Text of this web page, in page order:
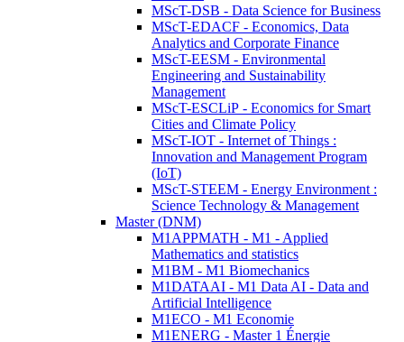
MScT-DSB - Data Science for Business
MScT-EDACF - Economics, Data
Analytics and Corporate Finance
MScT-EESM - Environmental
Engineering and Sustainability
Management
MScT-ESCLiP - Economics for Smart
Cities and Climate Policy
MScT-IOT - Internet of Things :
Innovation and Management Program
(IoT)
MScT-STEEM - Energy Environment :
Science Technology & Management
Master (DNM)
M1APPMATH - M1 - Applied
Mathematics and statistics
M1BM - M1 Biomechanics
M1DATAAI - M1 Data AI - Data and
Artificial Intelligence
M1ECO - M1 Economie
M1ENERG - Master 1 Énergie